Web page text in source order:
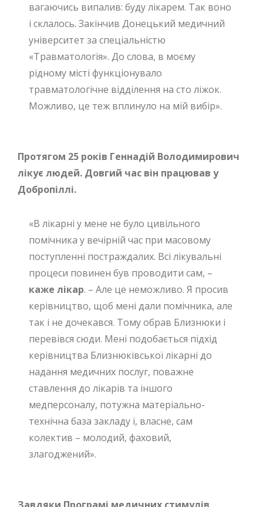
вагаючись випалив: буду лікарем. Так воно
і склалось. Закінчив Донецький медичний
університет за спеціальністю
«Травматологія». До слова, в моєму
рідному місті функціонувало
травматологічне відділення на сто ліжок.
Можливо, це теж вплинуло на мій вибір».
Протягом 25 років Геннадій Володимирович
лікує людей. Довгий час він працював у
Добропіллі.
«В лікарні у мене не було цивільного
помічника у вечірній час при масовому
поступленні постраждалих. Всі лікувальні
процеси повинен був проводити сам, –
каже лікар. – Але це неможливо. Я просив
керівництво, щоб мені дали помічника, але
так і не дочекався. Тому обрав Близнюки і
перевівся сюди. Мені подобається підхід
керівництва Близнюківської лікарні до
надання медичних послуг, поважне
ставлення до лікарів та іншого
медперсоналу, потужна матеріально-
технічна база закладу і, власне, сам
колектив – молодий, фаховий,
злагоджений».